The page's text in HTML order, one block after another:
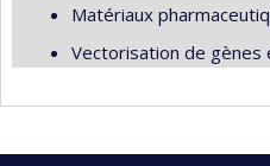
Matériaux
Vectorisation de gènes